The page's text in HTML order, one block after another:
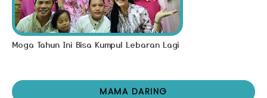
Moga Tahun Ini Bisa Kumpul Lebaran Lagi
MAMA DARING